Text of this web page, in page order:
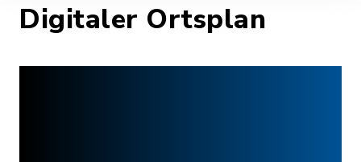
Digitaler Ortsplan